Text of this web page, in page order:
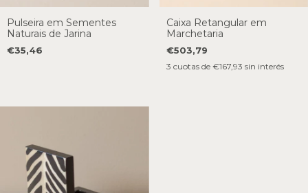
Pulseira em Sementes
Naturais de Jarina
€35,46
Caixa Retangular em
Marchetaria
€503,79
3 cuotas de €167,93 sin interés